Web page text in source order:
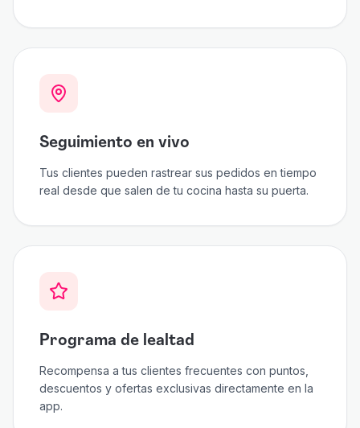
Seguimiento en vivo
Tus clientes pueden rastrear sus pedidos en tiempo
real desde que salen de tu cocina hasta su puerta.
Programa de lealtad
Recompensa a tus clientes frecuentes con puntos,
descuentos y ofertas exclusivas directamente en la
app.